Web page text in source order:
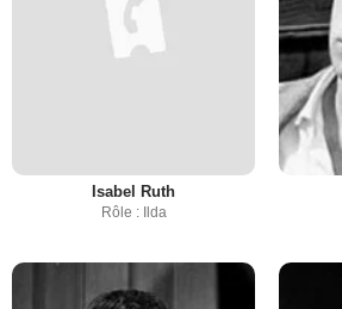
Isabel Ruth
Rôle : Ilda